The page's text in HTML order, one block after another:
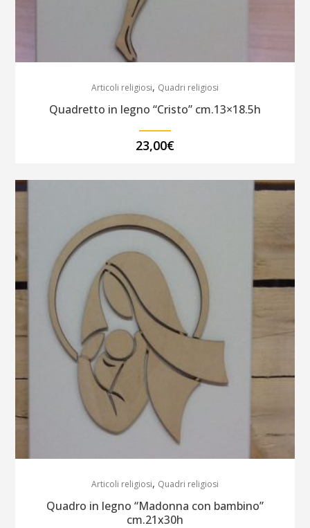
Articoli religiosi, Quadri religiosi
Quadretto in legno “Cristo” cm.13×18.5h
23,00€
Articoli religiosi, Quadri religiosi
Quadro in legno “Madonna con bambino”
cm.21x30h